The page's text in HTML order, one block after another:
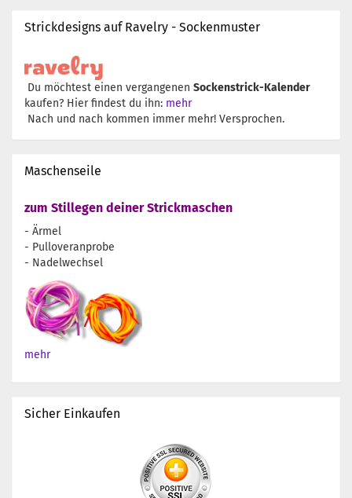
Strickdesigns auf Ravelry - Sockenmuster
Du möchtest einen vergangenen Sockenstrick-Kalender
kaufen? Hier findest du ihn: mehr
Nach und nach kommen immer mehr! Versprochen.
Maschenseile
zum Stillegen deiner Strickmaschen
- Ärmel
- Pulloveranprobe
- Nadelwechsel
mehr
Sicher Einkaufen